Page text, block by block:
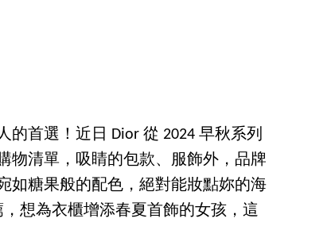
首選！近日 Dior 從 2024 早秋系列
物清單，吸睛的包款、服飾外，品牌
如糖果般的配色，絕對能妝點妳的海
想為衣櫃增添春夏首飾的女孩，這